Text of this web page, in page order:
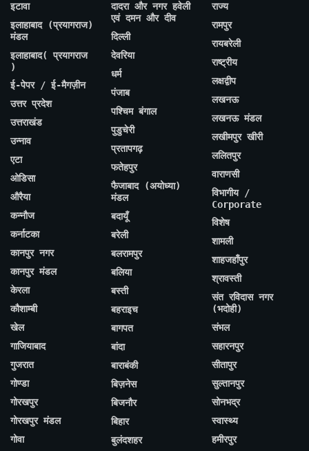
इटावा
इलाहाबाद (प्रयागराज)
मंडल
इलाहाबाद( प्रयागराज
)
ई-पेपर / ई-मैगज़ीन
उत्तर प्रदेश
उत्तराखंड
उन्नाव
एटा
ओडिसा
औरैया
कन्नौज
कर्नाटका
कानपुर नगर
कानपुर मंडल
केरला
कौशाम्बी
खेल
गाजियाबाद
गुजरात
गोण्डा
गोरखपुर
गोरखपुर मंडल
गोवा
दादरा और नगर हवेली
एवं दमन और दीव
दिल्ली
देवरिया
धर्म
पंजाब
पश्चिम बंगाल
पुडुचेरी
प्रतापगढ़
फतेहपुर
फैजाबाद (अयोध्या)
मंडल
बदायूँ
बरेली
बलरामपुर
बलिया
बस्ती
बहराइच
बागपत
बांदा
बाराबंकी
बिज़नेस
बिजनौर
बिहार
बुलंदशहर
राज्य
रामपुर
रायबरेली
राष्ट्रीय
लक्षद्वीप
लखनऊ
लखनऊ मंडल
लखीमपुर खीरी
ललितपुर
वाराणसी
विभागीय /
Corporate
विशेष
शामली
शाहजहाँपुर
श्रावस्ती
संत रविदास नगर
(भदोही)
संभल
सहारनपुर
सीतापुर
सुल्तानपुर
सोनभद्र
स्वास्थ्य
हमीरपुर